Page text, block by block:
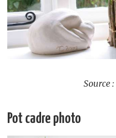
Source :
Pot cadre photo